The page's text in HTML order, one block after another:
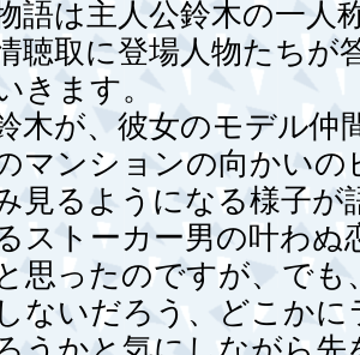
語は主人公鈴木の一人
聴取に登場人物たちが
きます。
木が、彼女のモデル仲
マンションの向かいの
見るようになる様子
ストーカー男の叶わ
思ったのですが、で
ないだろう、どこか